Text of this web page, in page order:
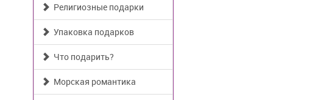
Религиозные подарки
Упаковка подарков
Что подарить?
Морская романтика